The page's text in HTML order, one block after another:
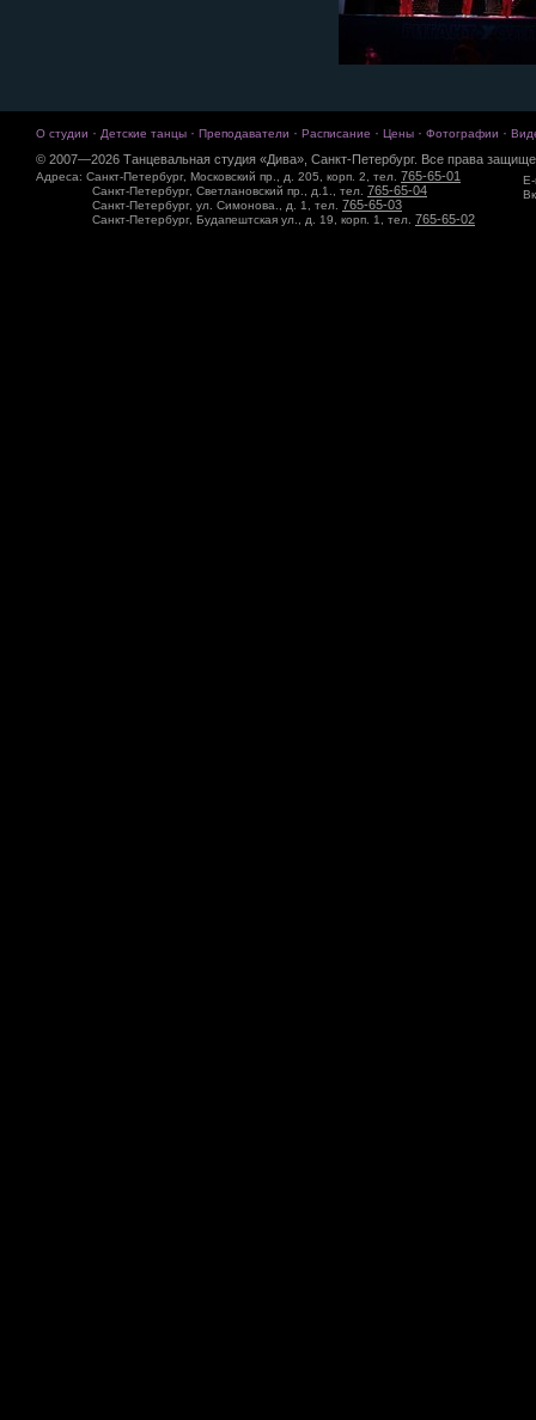
О студии · Детские танцы · Преподаватели · Расписание · Цены · Фотографии ·
© 2007—2026 Танцевальная студия «Дива», Санкт-Петербург. Все права
Адреса: Санкт-Петербург, Московский пр., д. 205, корп. 2, тел. 765-65-01
Санкт-Петербург, Светлановский пр., д.1., тел. 765-65-04
Санкт-Петербург, ул. Симонова., д. 1, тел. 765-65-03
Санкт-Петербург, Будапештская ул., д. 19, корп. 1, тел. 765-65-02